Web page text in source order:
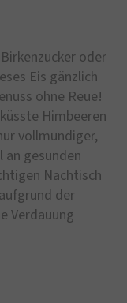
oder
Eis gänzlich
ohne Reue!
Himbeeren
vollmundiger,
an gesunden
Nachtisch
der
Verdauung